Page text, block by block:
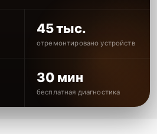
45 тыс.
отремонтировано устройств
30 мин
бесплатная диагностика